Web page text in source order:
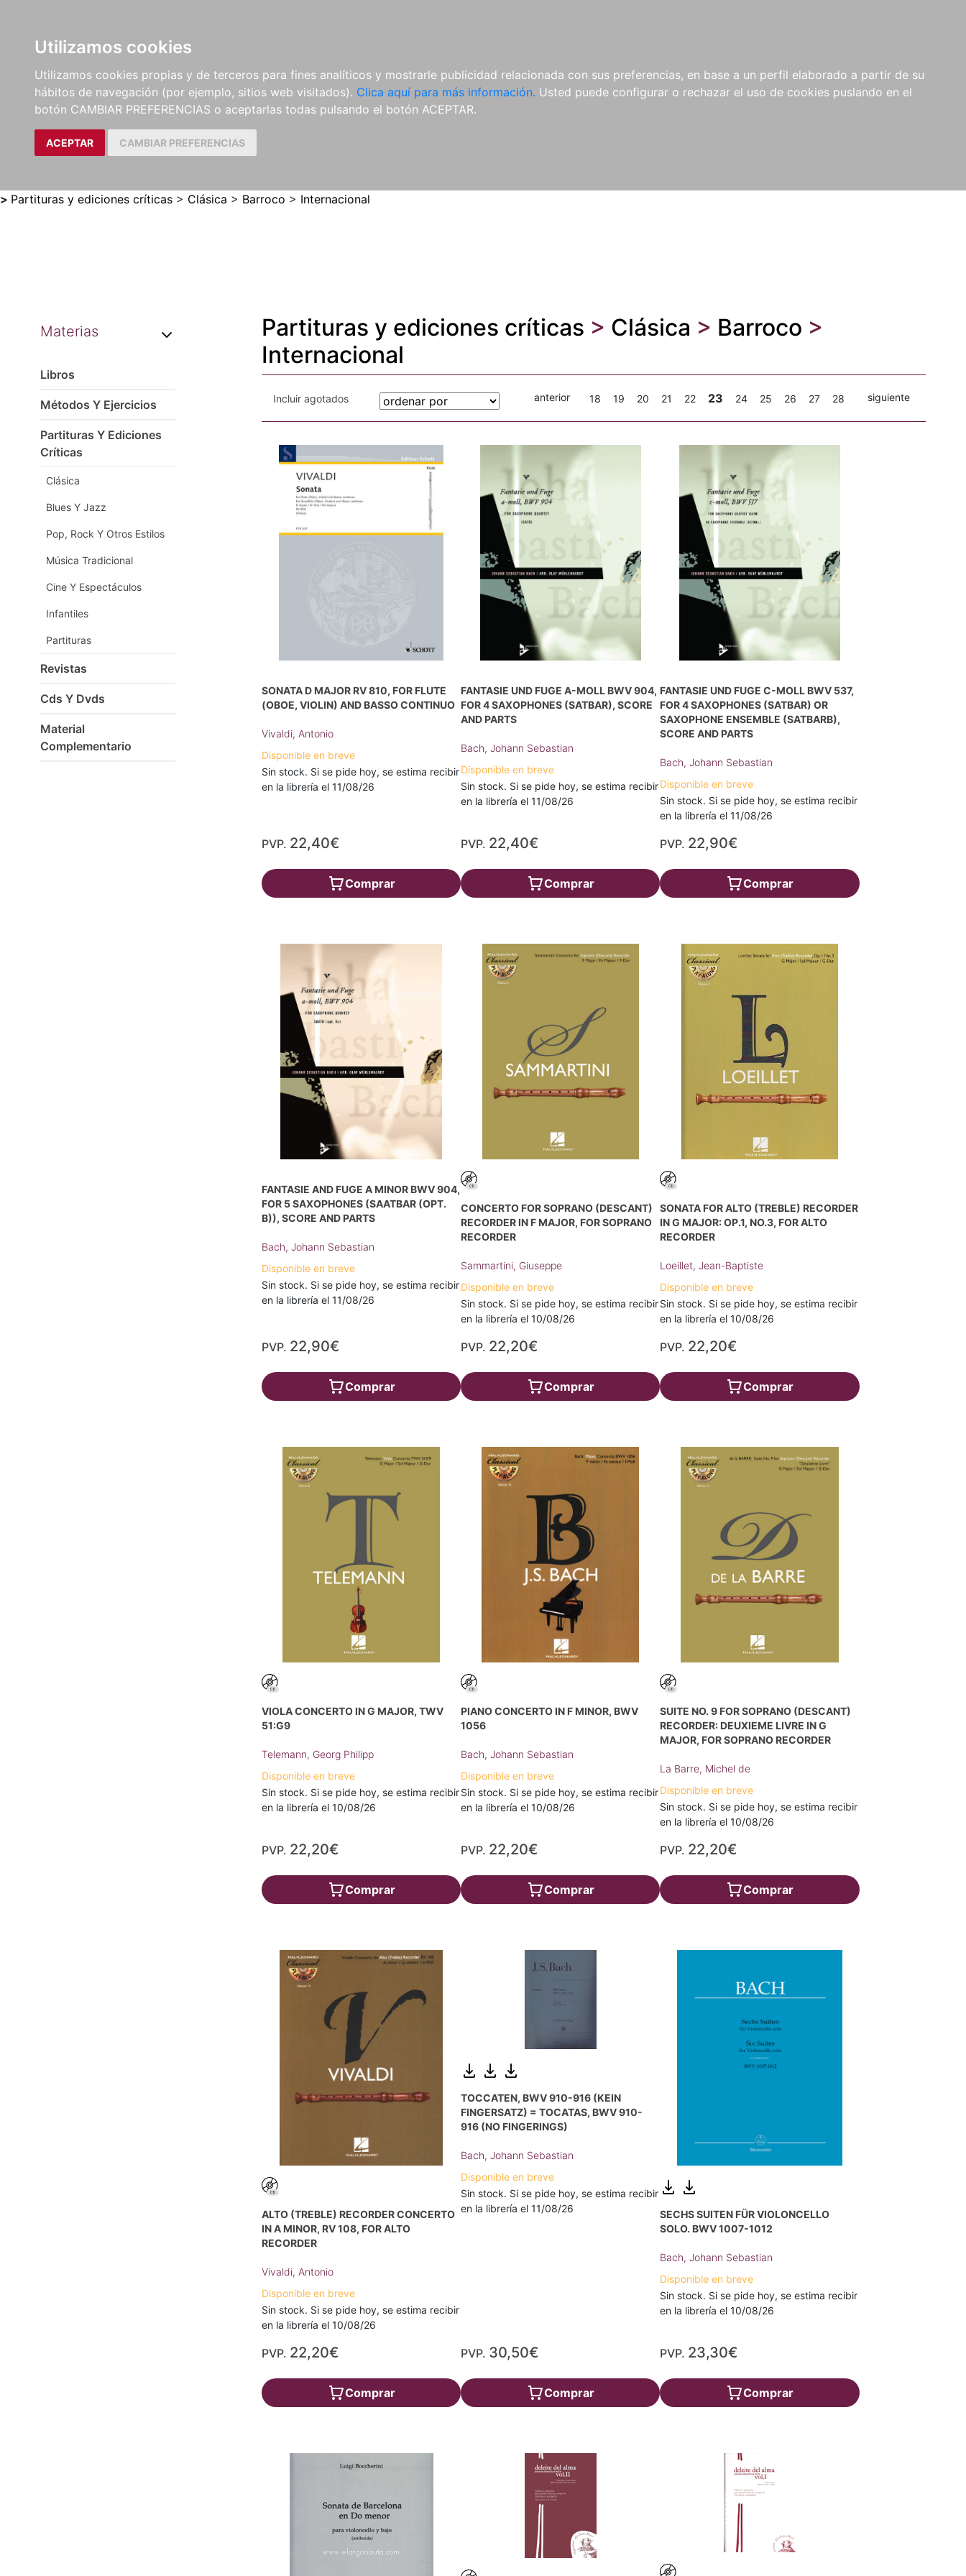
Utilizamos cookies
Utilizamos cookies propias y de terceros para fines analíticos y mostrarle publicidad relacionada con sus preferencias, en base a un perfil elaborado a partir de su
hábitos de navegación (por ejemplo, sitios web visitados). Clica aquí para más información. Usted puede configurar o rechazar el uso de cookies puslando en el
botón CAMBIAR PREFERENCIAS o aceptarlas todas pulsando el botón ACEPTAR.
ACEPTAR CAMBIAR PREFERENCIAS
LIBROS
MÉTODOS Y
EJERCICIOS
PARTITURAS Y EDICIONES
CRÍTICAS
REVISTAS
CDS Y
DVDS
MATERIAL
COMPLEMENTARIO
NOVEDADES NOTICIAS
COMPRAS
INSTITUCIONALES
> Partituras y ediciones críticas > Clásica > Barroco > Internacional
Materias
Libros
Métodos Y Ejercicios
Partituras Y Ediciones
Críticas
Clásica
Blues Y Jazz
Pop, Rock Y Otros Estilos
Música Tradicional
Cine Y Espectáculos
Infantiles
Partituras
Revistas
Cds Y Dvds
Material
Complementario
Partituras y ediciones críticas > Clásica > Barroco >
Internacional
Incluir agotados anterior 18 19 20 21 22 23 24 25 26 27 28 siguiente
SONATA D MAJOR RV 810, FOR FLUTE
(OBOE, VIOLIN) AND BASSO CONTINUO
Vivaldi, Antonio
Disponible en breve
Sin stock. Si se pide hoy, se estima recibir
en la librería el 11/08/26
PVP. 22,40€
Comprar
FANTASIE UND FUGE A-MOLL BWV 904,
FOR 4 SAXOPHONES (SATBAR), SCORE
AND PARTS
Bach, Johann Sebastian
Disponible en breve
Sin stock. Si se pide hoy, se estima recibir
en la librería el 11/08/26
PVP. 22,40€
Comprar
FANTASIE UND FUGE C-MOLL BWV 537,
FOR 4 SAXOPHONES (SATBAR) OR
SAXOPHONE ENSEMBLE (SATBARB),
SCORE AND PARTS
Bach, Johann Sebastian
Disponible en breve
Sin stock. Si se pide hoy, se estima recibir
en la librería el 11/08/26
PVP. 22,90€
Comprar
FANTASIE AND FUGE A MINOR BWV 904,
FOR 5 SAXOPHONES (SAATBAR (OPT.
B)), SCORE AND PARTS
Bach, Johann Sebastian
Disponible en breve
Sin stock. Si se pide hoy, se estima recibir
en la librería el 11/08/26
PVP. 22,90€
Comprar
CONCERTO FOR SOPRANO (DESCANT)
RECORDER IN F MAJOR, FOR SOPRANO
RECORDER
Sammartini, Giuseppe
Disponible en breve
Sin stock. Si se pide hoy, se estima recibir
en la librería el 10/08/26
PVP. 22,20€
Comprar
SONATA FOR ALTO (TREBLE) RECORDER
IN G MAJOR: OP.1, NO.3, FOR ALTO
RECORDER
Loeillet, Jean-Baptiste
Disponible en breve
Sin stock. Si se pide hoy, se estima recibir
en la librería el 10/08/26
PVP. 22,20€
Comprar
VIOLA CONCERTO IN G MAJOR, TWV
51:G9
Telemann, Georg Philipp
Disponible en breve
Sin stock. Si se pide hoy, se estima recibir
en la librería el 10/08/26
PVP. 22,20€
Comprar
PIANO CONCERTO IN F MINOR, BWV
1056
Bach, Johann Sebastian
Disponible en breve
Sin stock. Si se pide hoy, se estima recibir
en la librería el 10/08/26
PVP. 22,20€
Comprar
SUITE NO. 9 FOR SOPRANO (DESCANT)
RECORDER: DEUXIEME LIVRE IN G
MAJOR, FOR SOPRANO RECORDER
La Barre, Michel de
Disponible en breve
Sin stock. Si se pide hoy, se estima recibir
en la librería el 10/08/26
PVP. 22,20€
Comprar
ALTO (TREBLE) RECORDER CONCERTO
IN A MINOR, RV 108, FOR ALTO
RECORDER
Vivaldi, Antonio
Disponible en breve
Sin stock. Si se pide hoy, se estima recibir
en la librería el 10/08/26
PVP. 22,20€
Comprar
TOCCATEN, BWV 910-916 (KEIN
FINGERSATZ) = TOCATAS, BWV 910-
916 (NO FINGERINGS)
Bach, Johann Sebastian
Disponible en breve
Sin stock. Si se pide hoy, se estima recibir
en la librería el 11/08/26
PVP. 30,50€
Comprar
SECHS SUITEN FÜR VIOLONCELLO
SOLO. BWV 1007-1012
Bach, Johann Sebastian
Disponible en breve
Sin stock. Si se pide hoy, se estima recibir
en la librería el 10/08/26
PVP. 23,30€
Comprar